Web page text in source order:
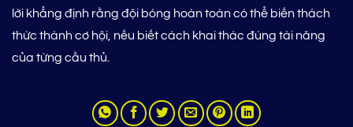
lời khẳng định rằng đội bóng hoàn toàn có thể biến thách
thức thành cơ hội, nếu biết cách khai thác đúng tài năng
của từng cầu thủ.